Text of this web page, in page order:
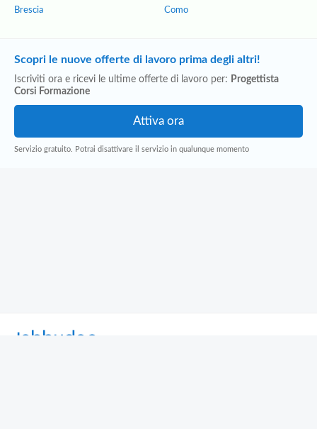
Brescia Como
Scopri le nuove offerte di lavoro prima degli altri!
Iscriviti ora e ricevi le ultime offerte di lavoro per: Progettista
Corsi Formazione
Servizio gratuito. Potrai disattivare il servizio in qualunque momento
Jobbydoo